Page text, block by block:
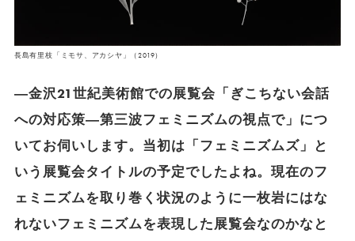
長島有里枝「ミモサ、アカシヤ」（2019）
―金沢21世紀美術館での展覧会「ぎこちない会話
への対応策―第三波フェミニズムの視点で」につ
いてお伺いします。当初は「フェミニズムズ」と
いう展覧会タイトルの予定でしたよね。現在のフ
ェミニズムを取り巻く状況のように一枚岩にはな
れないフェミニズムを表現した展覧会なのかなと